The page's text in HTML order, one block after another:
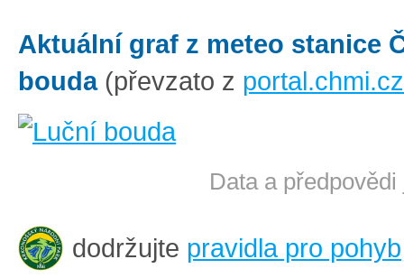
Aktuální graf z meteo stanice
bouda(převzato z portal.chmi.cz
Data a
dodržujte pravidla pro pohyb